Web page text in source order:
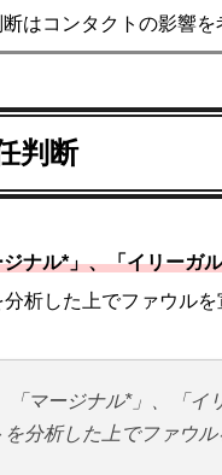
はコンタクトの影響を
判断
ナル*」、「イリーガ
析した上でファウルを
「マージナル*」、「
分析した上でファウル